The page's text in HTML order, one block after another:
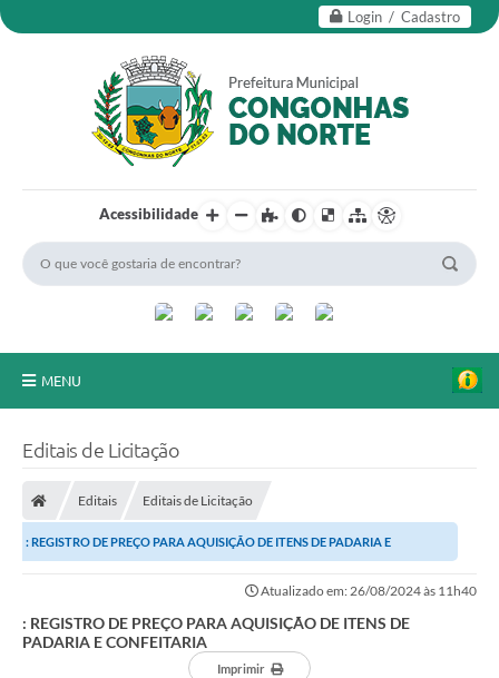
Login / Cadastro
Acessibilidade
MENU
Ouvidoria
Legislação
Carta de Serviços
Editais de Licitação
Editais Editais de Licitação
: REGISTRO DE PREÇO PARA AQUISIÇÃO DE ITENS DE PADARIA E
Atualizado em: 26/08/2024 às 11h40
: REGISTRO DE PREÇO PARA AQUISIÇÃO DE ITENS DE
PADARIA E CONFEITARIA
Imprimir